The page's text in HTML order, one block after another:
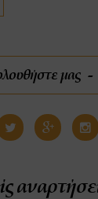
μας